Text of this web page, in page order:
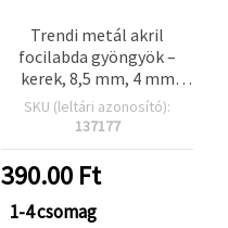
Trendi metál akril
focilabda gyöngyök –
kerek, 8,5 mm, 4 mm
furat, ezüst szín, ~56 db
(20 g) – tökéletes
karkötőkhöz,
nyakláncokhoz és kreatív
kiegészítőkhöz
SKU (leltári azonosító):
137177
390.00 Ft
1-4 csomag